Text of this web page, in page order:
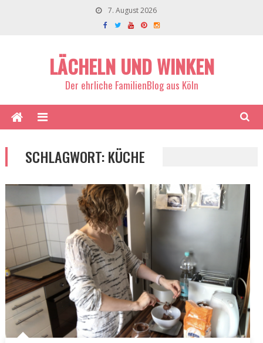
7. August 2026
LÄCHELN UND WINKEN
Der ehrliche FamilienBlog aus Köln
SCHLAGWORT:KÜCHE